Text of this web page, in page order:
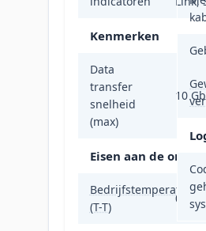
Kenmerken
Data
transfer
snelheid
(max)
10
Eisen aan de
Bedrijfstemperatuur
(T-T)
0 - 40